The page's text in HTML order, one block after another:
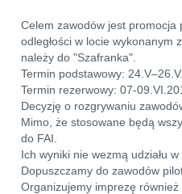
Celem zawodów jest promocja
odległości w locie wykonanym
należy do "Szafranka".
Termin podstawowy:
Termin rezerwowy: 07-
Decyzję o rozgrywaniu
Mimo, że stosowane będą
do FAI.
Ich wyniki nie wezmą udziału
Dopuszczamy do zawodów
Organizujemy imprezę